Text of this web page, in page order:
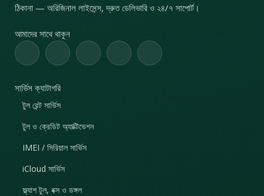
ঠিকানা — অরিজিনাল লাইসেন্স, দ্রুত ডেলিভারি ও ২৪/৭ সাপোর্ট।
আমাদের সাথে থাকুন
সার্ভিস ক্যাটাগরি
টুল রেন্ট সার্ভিস
টুল ও ক্রেডিট অ্যাক্টিভেশন
IMEI / সিরিয়াল সার্ভিস
iCloud সার্ভিস
ফ্ল্যাশ টুল, বক্স ও ডঙ্গল